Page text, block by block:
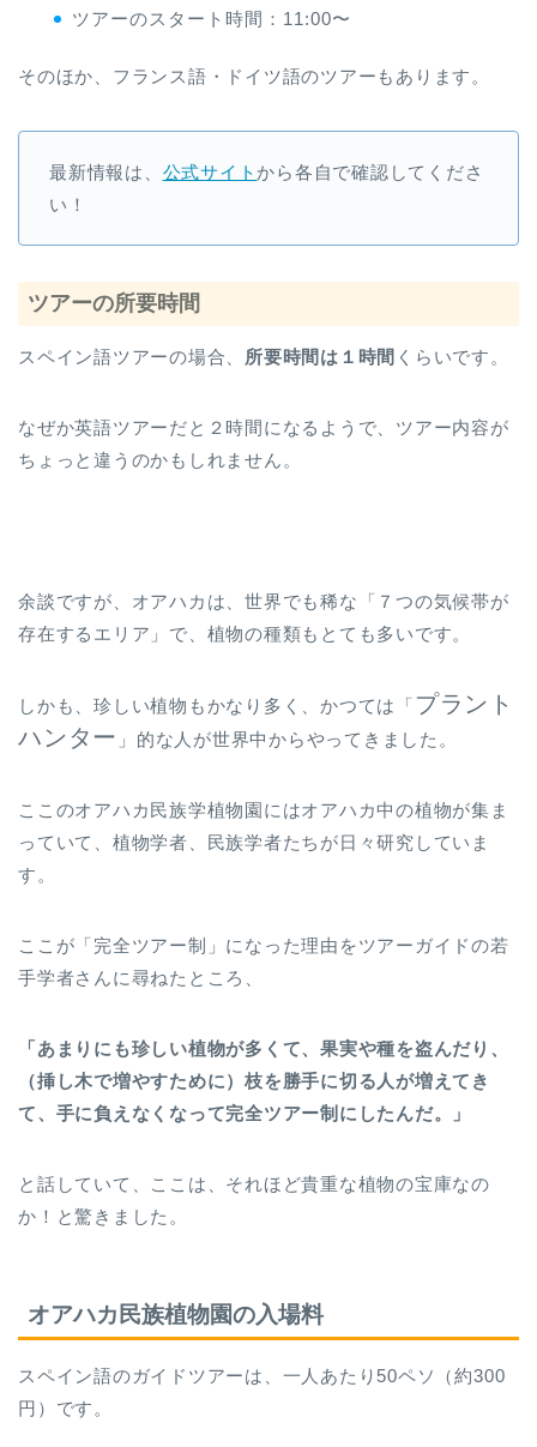
ツアーのスタート時間：11:00〜
そのほか、フランス語・ドイツ語のツアーもあります。
最新情報は、 公式サイト から各自で確認してくださ
い！
ツアーの所要時間
スペイン語ツアーの場合、 所要時間は１時間 くらいです。
なぜか英語ツアーだと２時間になるようで、ツアー内容が
ちょっと違うのかもしれません。
余談ですが、オアハカは、世界でも稀な「７つの気候帯が
存在するエリア」で、植物の種類もとても多いです。
しかも、珍しい植物もかなり多く、かつては「 プラント
ハンター 」的な人が世界中からやってきました。
ここのオアハカ民族学植物園にはオアハカ中の植物が集ま
っていて、植物学者、民族学者たちが日々研究していま
す。
ここが「完全ツアー制」になった理由をツアーガイドの若
手学者さんに尋ねたところ、
「あまりにも珍しい植物が多くて、果実や種を盗んだり、
（挿し木で増やすために）枝を勝手に切る人が増えてき
て、手に負えなくなって完全ツアー制にしたんだ。」
と話していて、ここは、それほど貴重な植物の宝庫なの
か！と驚きました。
オアハカ民族植物園の入場料
スペイン語のガイドツアーは、一人あたり50ペソ（約300
円）です。